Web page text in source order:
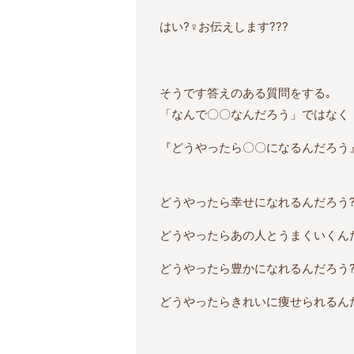
はい?‍♀️お伝えします???
そうです答えのある質問をする｡
「なんで〇〇なんだろう」ではなく
『どうやったら〇〇になるんだろう
どうやったら幸せになれるんだろう?
どうやったらあの人とうまくいくん
どうやったら豊かになれるんだろう?
どうやったらきれいに痩せられるん